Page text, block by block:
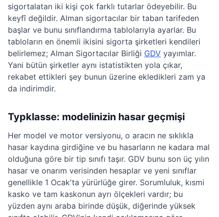
sigortalatan iki kişi çok farklı tutarlar ödeyebilir. Bu
keyfî değildir. Alman sigortacılar bir taban tarifeden
başlar ve bunu sınıflandırma tablolarıyla ayarlar. Bu
tabloların en önemli ikisini sigorta şirketleri kendileri
belirlemez; Alman Sigortacılar Birliği GDV yayımlar.
Yani bütün şirketler aynı istatistikten yola çıkar,
rekabet ettikleri şey bunun üzerine ekledikleri zam ya
da indirimdir.
Typklasse: modelinizin hasar geçmişi
Her model ve motor versiyonu, o aracın ne sıklıkla
hasar kaydına girdiğine ve bu hasarların ne kadara mal
olduğuna göre bir tip sınıfı taşır. GDV bunu son üç yılın
hasar ve onarım verisinden hesaplar ve yeni sınıflar
genellikle 1 Ocak'ta yürürlüğe girer. Sorumluluk, kısmi
kasko ve tam kaskonun ayrı ölçekleri vardır; bu
yüzden aynı araba birinde düşük, diğerinde yüksek